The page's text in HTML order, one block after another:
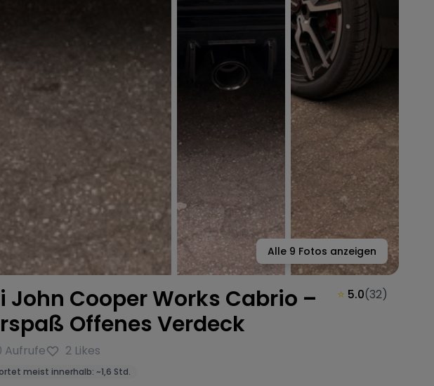
Alle 9 Fotos anzeigen
John Cooper Works Cabrio –
Offenes Verdeck
Aufrufe 2 Likes
meist innerhalb: ~1,6 Std.
⭐ 5.0(32)